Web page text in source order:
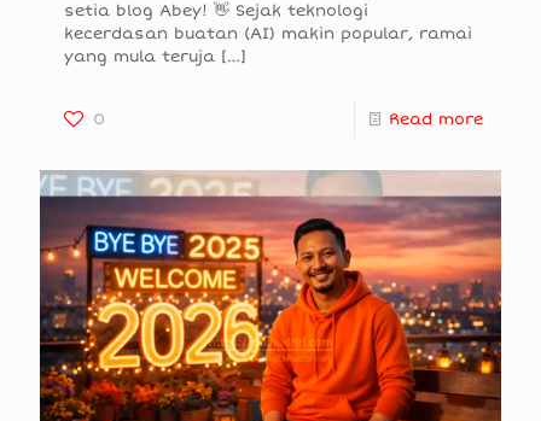
setia blog Abey! 👋 Sejak teknologi
kecerdasan buatan (AI) makin popular, ramai
yang mula teruja […]
0 Read more